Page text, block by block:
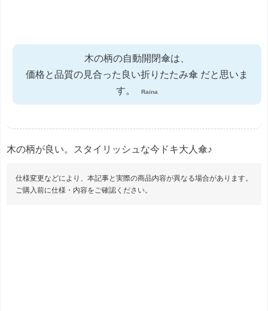
木の柄の自動開閉傘は、
価格と品質の見合った良い折りたたみ傘 だと思いま
す。
Raina
木の柄が良い。スタイリッシュな今ドキ大人傘♪
仕様変更などにより、本記事と実際の商品内容が異なる場合があります。
ご購入前に仕様・内容をご確認ください。